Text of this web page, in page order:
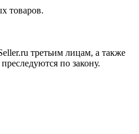
товаров.
третьим лицам, а также
по закону.